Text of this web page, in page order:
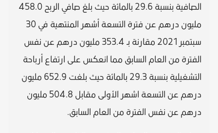
الصافية بنسبة 29.6 بالمائة حيث بلغ صافي الربح 458.0
مليون درهم عن فترة التسعة أشهر المنتهية في 30
سبتمبر 2021 مقارنة بـ 353.4 مليون درهم عن نفس
الفترة من العام السابق مما انعكس على ارتفاع أرباحة
التشغيلية بنسبة 29.3 بالمائة حيث بلغت 652.9 مليون
درهم عن التسعة اشهر الأولى مقابل 504.8 مليون
درهم عن نفس الفترة من العام السابق.